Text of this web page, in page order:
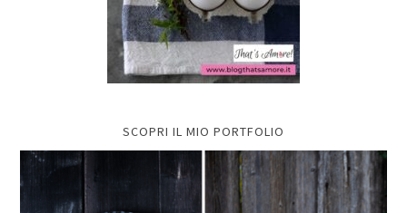
SCOPRI IL MIO PORTFOLIO